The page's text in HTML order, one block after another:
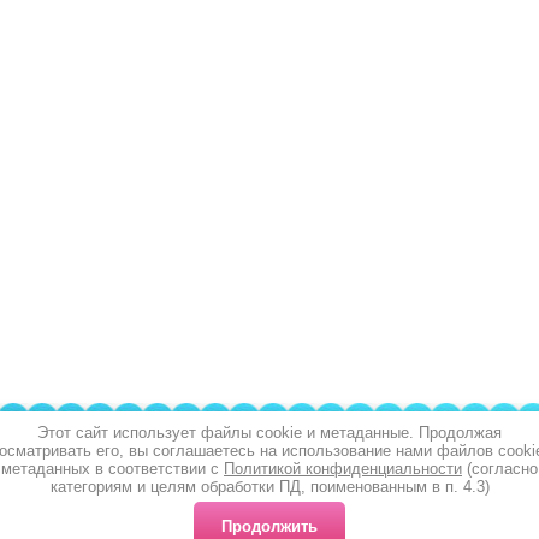
Этот сайт использует файлы cookie и метаданные. Продолжая
его, вы соглашаетесь на использование нами файлов
метаданных в соответствии с Политикой конфиденциальности (согласно
категориям и целям обработки ПД, поименованным в п. 4.3)
Продолжить